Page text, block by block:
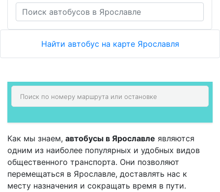
Найти автобус на карте Ярославля
Как мы знаем, автобусы в Ярославле являются
одним из наиболее популярных и удобных видов
общественного транспорта. Они позволяют
перемещаться в Ярославле, доставлять нас к
месту назначения и сокращать время в пути.